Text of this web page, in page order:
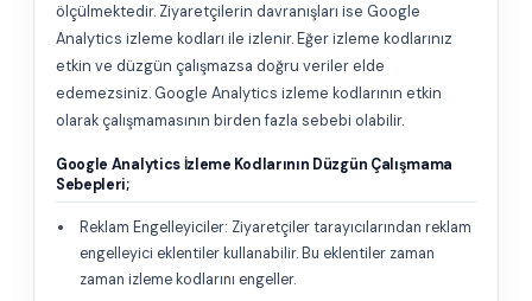
ölçülmektedir. Ziyaretçilerin davranışları ise Google
Analytics izleme kodları ile izlenir. Eğer izleme kodlarınız
etkin ve düzgün çalışmazsa doğru veriler elde
edemezsiniz. Google Analytics izleme kodlarının etkin
olarak çalışmamasının birden fazla sebebi olabilir.
Google Analytics İzleme Kodlarının Düzgün Çalışmama
Sebepleri;
Reklam Engelleyiciler: Ziyaretçiler tarayıcılarından reklam
engelleyici eklentiler kullanabilir. Bu eklentiler zaman
zaman izleme kodlarını engeller.